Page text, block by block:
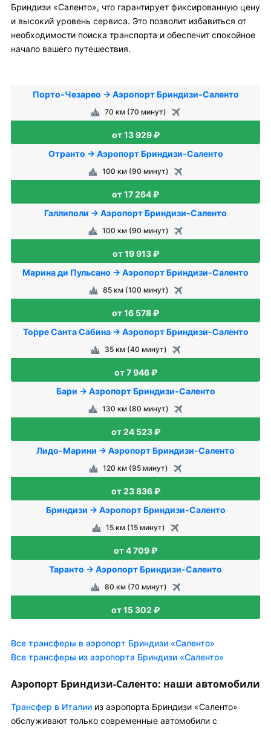
Бриндизи «Саленто», что гарантирует фиксированную цену
и высокий уровень сервиса. Это позволит избавиться от
необходимости поиска транспорта и обеспечит спокойное
начало вашего путешествия.
Порто-Чезарео → Аэропорт Бриндизи-Саленто
70 км (70 минут)
от 13 929 ₽
Отранто → Аэропорт Бриндизи-Саленто
100 км (90 минут)
от 17 264 ₽
Галлиполи → Аэропорт Бриндизи-Саленто
100 км (90 минут)
от 19 913 ₽
Марина ди Пульсано → Аэропорт Бриндизи-Саленто
85 км (100 минут)
от 16 578 ₽
Торре Санта Сабина → Аэропорт Бриндизи-Саленто
35 км (40 минут)
от 7 946 ₽
Бари → Аэропорт Бриндизи-Саленто
130 км (80 минут)
от 24 523 ₽
Лидо-Марини → Аэропорт Бриндизи-Саленто
120 км (95 минут)
от 23 836 ₽
Бриндизи → Аэропорт Бриндизи-Саленто
15 км (15 минут)
от 4 709 ₽
Таранто → Аэропорт Бриндизи-Саленто
80 км (70 минут)
от 15 302 ₽
Все трансферы в аэропорт Бриндизи «Саленто»
Все трансферы из аэропорта Бриндизи «Саленто»
Аэропорт Бриндизи-Саленто: наши автомобили
Трансфер в Италии из аэропорта Бриндизи «Саленто»
обслуживают только современные автомобили с